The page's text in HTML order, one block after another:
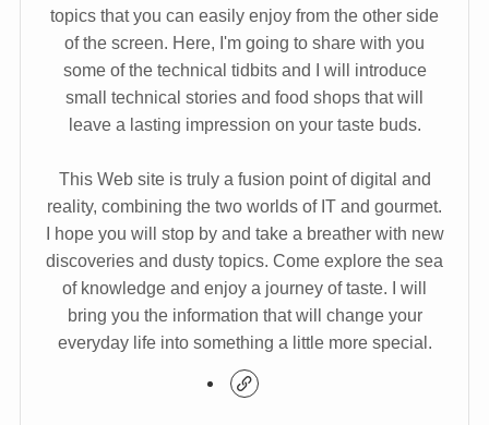
topics that you can easily enjoy from the other side
of the screen. Here, I'm going to share with you
some of the technical tidbits and I will introduce
small technical stories and food shops that will
leave a lasting impression on your taste buds.
This Web site is truly a fusion point of digital and
reality, combining the two worlds of IT and gourmet.
I hope you will stop by and take a breather with new
discoveries and dusty topics. Come explore the sea
of knowledge and enjoy a journey of taste. I will
bring you the information that will change your
everyday life into something a little more special.